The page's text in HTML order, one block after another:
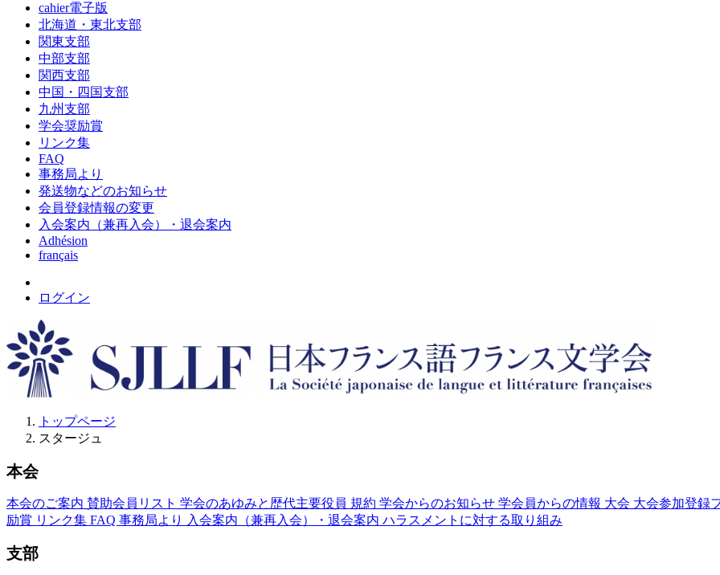
cahier電子版
北海道・東北支部
関東支部
中部支部
関西支部
中国・四国支部
九州支部
学会奨励賞
リンク集
FAQ
事務局より
発送物などのお知らせ
会員登録情報の変更
入会案内（兼再入会）・退会案内
Adhésion
français
ログイン
トップページ
スタージュ
本会
本会のご案内 賛助会員リスト 学会のあゆみと歴代主要役員 規約 学会からのお知らせ 学会員からの情報 大会 大会参加登録
励賞 リンク集 FAQ 事務局より 入会案内（兼再入会）・退会案内 ハラスメントに対する取り組み
支部